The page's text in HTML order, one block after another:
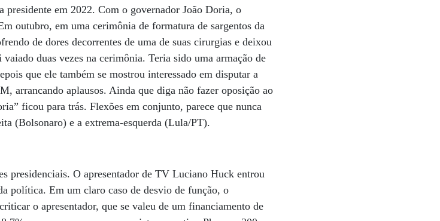
presidente em 2022. Com o governador João Doria, o
outubro, em uma cerimônia de formatura de sargentos da
de dores decorrentes de uma de suas cirurgias e deixou
duas vezes na cerimônia. Teria sido uma armação de
que ele também se mostrou interessado em disputar a
arrancando aplausos. Ainda que diga não fazer oposição ao
ficou para trás. Flexões em conjunto, parece que nunca
(Bolsonaro) e a extrema-esquerda (Lula/PT).
presidenciais. O apresentador de TV Luciano Huck entrou
política. Em um claro caso de desvio de função, o
o apresentador, que se valeu de um financiamento de